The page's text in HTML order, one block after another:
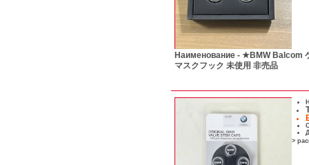
Наименование - ★BMW Balcom
マスクフック 未使用 非売品
>